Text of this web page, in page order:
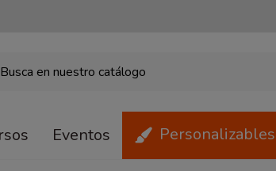
Eventos Personalizables